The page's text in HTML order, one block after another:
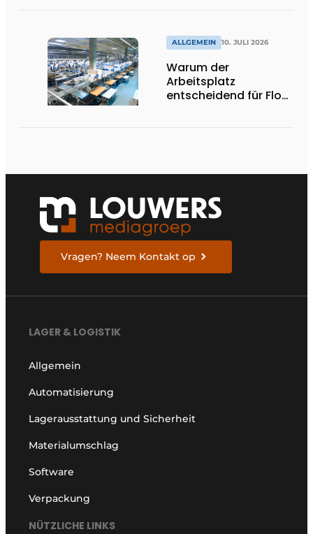
unterstützen
ALLGEMEIN 10. JULI 2026
Warum der
Arbeitsplatz
entscheidend für Flow,
Vragen? Neem Kontakt op
LAGER & LOGISTIK
Allgemein
Automatisierung
Lagerausstattung und Sicherheit
Materialumschlag
Software
Verpackung
NÜTZLICHE LINKS